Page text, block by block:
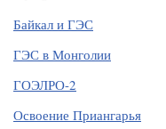
Байкал и ГЭС
ГЭС в Монголии
ГОЭЛРО-2
Освоение Приангарья